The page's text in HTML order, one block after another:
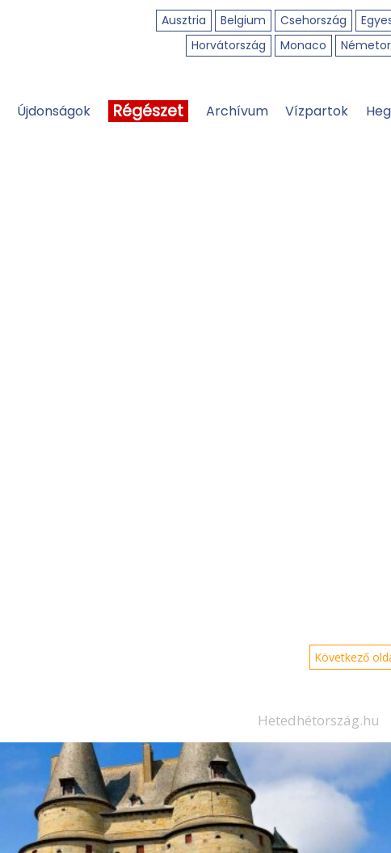
Ausztria Belgium Csehország
Horvátország
Monaco
Újdonságok Régészet Archívum Vízpartok
Következő
Hetedhétország.hu